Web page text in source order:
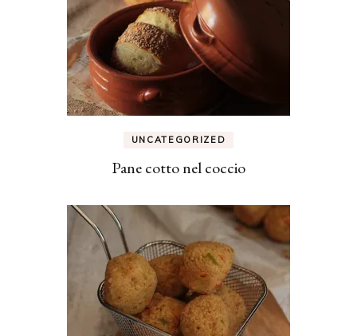
UNCATEGORIZED
Pane cotto nel coccio